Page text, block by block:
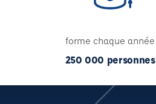
forme chaque année
250 000 personnes